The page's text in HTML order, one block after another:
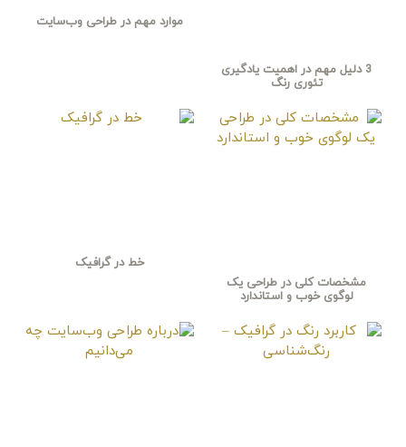
3 دلیل مهم در اهمیت یادگیری
تئوری رنگ
موارد مهم در طراحی وب‌سایت
مشخصات کلی در طراحی یک
لوگوی خوب و استاندارد
خط در گرافیک